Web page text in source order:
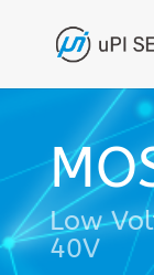
Low
40V